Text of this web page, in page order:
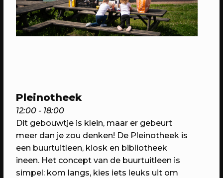
K-FEST zomereditie
Dans en geniet mee van random play
dance op k-pop muziek!
Pleinotheek
12:00 - 18:00
Dit gebouwtje is klein, maar er gebeurt
meer dan je zou denken! De Pleinotheek is
een buurtuitleen, kiosk en bibliotheek
ineen. Het concept van de buurtuitleen is
simpel: kom langs, kies iets leuks uit om